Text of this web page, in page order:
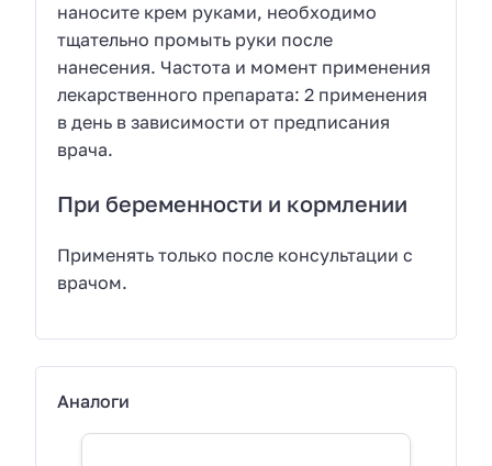
наносите крем руками, необходимо
тщательно промыть руки после
нанесения. Частота и момент применения
лекарственного препарата: 2 применения
в день в зависимости от предписания
врача.
При беременности и кормлении
Применять только после консультации с
врачом.
Аналоги